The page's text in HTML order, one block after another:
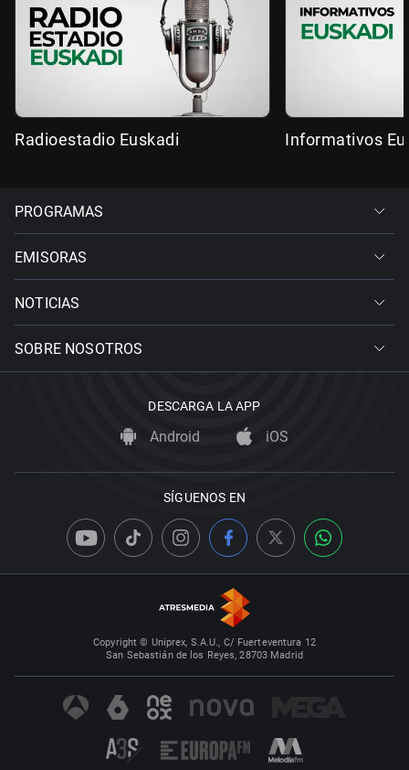
Radioestadio Euskadi Informativos
PROGRAMAS
EMISORAS
NOTICIAS
SOBRE NOSOTROS
DESCARGA LA APP
Android iOS
SÍGUENOS EN
Copyright © Uniprex, S.A.U., C/ Fuerteventura 12
San Sebastián de los Reyes, 28703 Madrid